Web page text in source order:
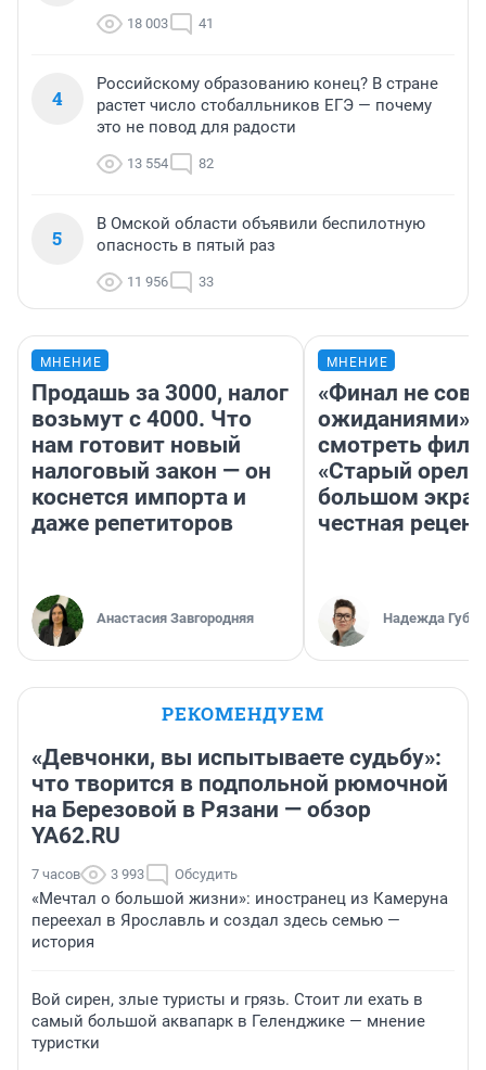
18 003 41
4
Российскому образованию конец? В стране
растет число стобалльников ЕГЭ — почему
это не повод для радости
13 554 82
5
В Омской области объявили беспилотную
опасность в пятый раз
11 956 33
МНЕНИЕ
Продашь за 3000, налог
возьмут с 4000. Что
нам готовит новый
налоговый закон — он
коснется импорта и
даже репетиторов
Анастасия Завгородняя
МНЕНИЕ
«Финал не
ожиданиями»:
смотреть
«Старый орел»
большом
честная
Надежда
РЕКОМЕНДУЕМ
«Девчонки, вы испытываете судьбу»:
что творится в подпольной рюмочной
на Березовой в Рязани — обзор
YA62.RU
7 часов 3 993 Обсудить
«Мечтал о большой жизни»: иностранец из Камеруна
переехал в Ярославль и создал здесь семью —
история
Вой сирен, злые туристы и грязь. Стоит ли ехать в
самый большой аквапарк в Геленджике — мнение
туристки